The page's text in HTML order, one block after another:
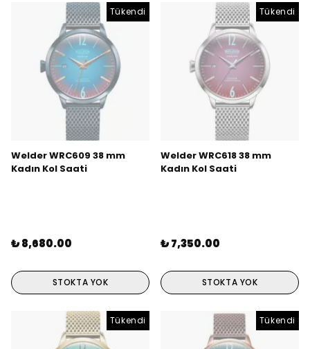
Tükendi
Welder WRC609 38 mm
Kadın Kol Saati
₺ 8,680.00
STOKTA YOK
Tükendi
Welder WRC618 38 mm
Kadın Kol Saati
₺ 7,350.00
STOKTA YOK
Tükendi Tükendi